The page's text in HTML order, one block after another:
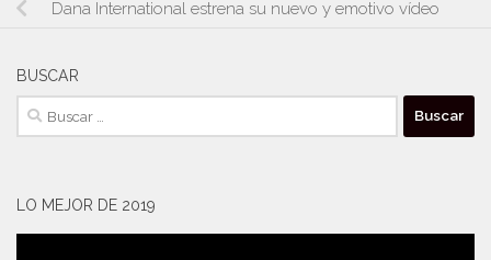
Dana International estrena su nuevo y emotivo vídeo
BUSCAR
Buscar:
LO MEJOR DE 2019